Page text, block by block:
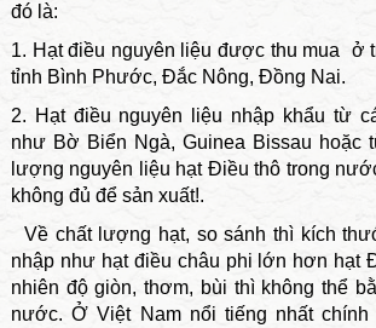
đó là:
1. Hạt điều nguyên liệu được thu mua ở
tỉnh Bình Phước, Đắc Nông, Đồng Nai.
2. Hạt điều nguyên liệu nhập khẩu từ
như Bờ Biển Ngà, Guinea Bissau hoặc
lượng nguyên liệu hạt Điều thô trong
không đủ để sản xuất!.
Về chất lượng hạt, so sánh thì kích
nhập như hạt điều châu phi lớn hơn hạt
nhiên độ giòn, thơm, bùi thì không thể
nước. Ở Việt Nam nổi tiếng nhất